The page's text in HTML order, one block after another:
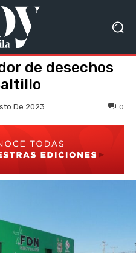
de desechos
De 2023 0